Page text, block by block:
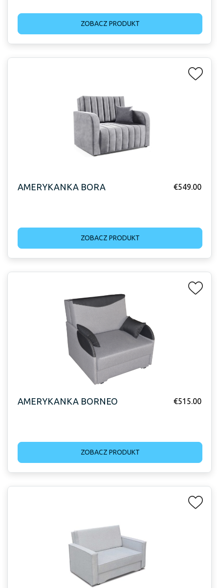
ZOBACZ PRODUKT
AMERYKANKA BORA €549.00
ZOBACZ PRODUKT
AMERYKANKA BORNEO €515.00
ZOBACZ PRODUKT